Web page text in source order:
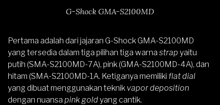
G-Shock GMA-S2100MD
Pertama adalah dari jajaran G-Shock GMA-S2100MD
yang tersedia dalam tiga pilihan tiga warna strap yaitu
putih (SMA-S2100MD-7A), pink (GMA-S2100MD-4A), dan
hitam (SMA-S2100MD-1A. Ketiganya memiliki flat dial
yang dibuat menggunakan teknik vapor deposition
dengan nuansa pink goldyang cantik.